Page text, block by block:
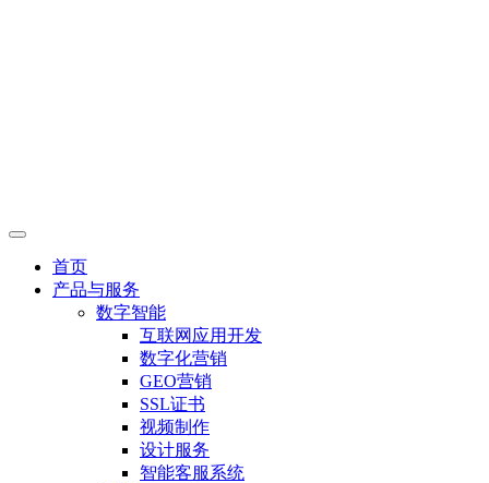
首页
产品与服务
数字智能
互联网应用开发
数字化营销
GEO营销
SSL证书
视频制作
设计服务
智能客服系统